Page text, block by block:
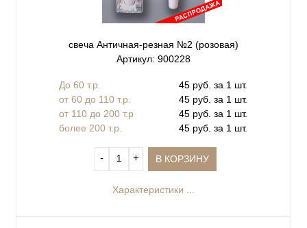
свеча Античная-резная №2 (розовая)
Артикул: 900228
До 60 т.р.
45 руб. за 1 шт.
от 60 до 110 т.р.
45 руб. за 1 шт.
от 110 до 200 т.р
45 руб. за 1 шт.
более 200 т.р.
45 руб. за 1 шт.
‐ + В КОРЗИНУ
Характеристики ...